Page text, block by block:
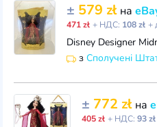
± 579 zł на
471 zł + НДС: 108 zł +
з Сполучені
± 772 zł на
405 zł + НДС: 93 zł